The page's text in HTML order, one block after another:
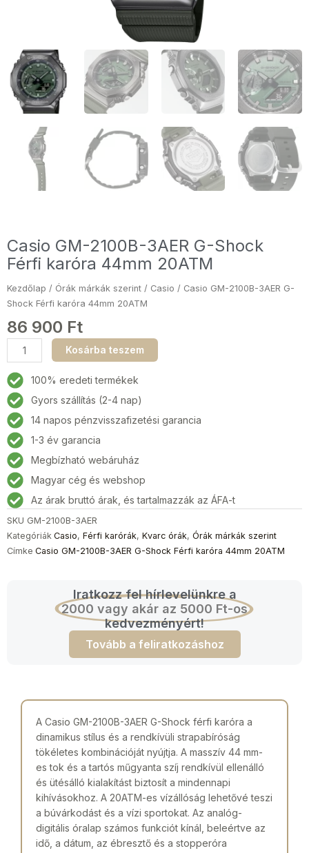
Casio GM-2100B-3AER G-Shock
Férfi karóra 44mm 20ATM
Kezdőlap / Órák márkák szerint / Casio / Casio GM-2100B-3AER G-
Shock Férfi karóra 44mm 20ATM
86 900 Ft
Casio
GM-
2100B-
3AER
G-
Shock
Férfi
karóra
44mm
20ATM
mennyiség
Kosárba teszem
100% eredeti termékek
Gyors szállítás (2-4 nap)
14 napos pénzvisszafizetési garancia
1-3 év garancia
Megbízható webáruház
Magyar cég és webshop
Az árak bruttó árak, és tartalmazzák az ÁFA-t
SKU GM-2100B-3AER
Kategóriák Casio, Férfi karórák, Kvarc órák, Órák márkák szerint
Címke Casio GM-2100B-3AER G-Shock Férfi karóra 44mm 20ATM
Iratkozz fel hírlevelünkre a
2000 vagy akár az 5000 Ft-os
kedvezményért!
Tovább a feliratkozáshoz
A Casio GM-2100B-3AER G-Shock férfi karóra a
dinamikus stílus és a rendkívüli strapabíróság
tökéletes kombinációját nyújtja. A masszív 44 mm-
es tok és a tartós műgyanta szíj rendkívül ellenálló
és ütésálló kialakítást biztosít a mindennapi
kihívásokhoz. A 20ATM-es vízállóság lehetővé teszi
a búvárkodást és a vízi sportokat. Az analóg-
digitális óralap számos funkciót kínál, beleértve az
idő, a dátum, az ébresztő és a stopperóra